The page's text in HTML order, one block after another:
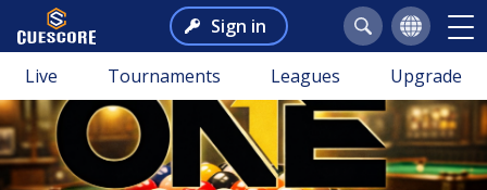
Sign in
Live Tournaments Leagues Upgrade